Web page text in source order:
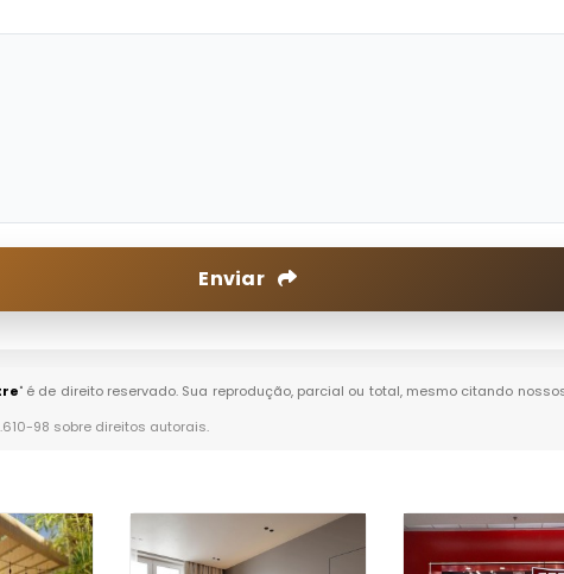
Enviar
" é de direito reservado. Sua reprodução, parcial ou total, mesmo citando
98 sobre direitos autorais.